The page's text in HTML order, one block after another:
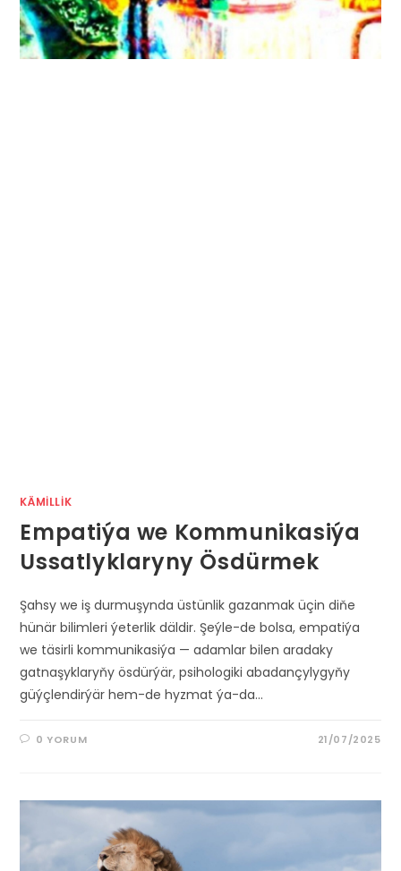
KÄMILLIK
Empatiýa we Kommunikasiýa
Ussatlyklaryny Ösdürmek
Şahsy we iş durmuşynda üstünlik gazanmak üçin diňe
hünär bilimleri ýeterlik däldir. Şeýle-de bolsa, empatiýa
we täsirli kommunikasiýa — adamlar bilen aradaky
gatnaşyklaryňy ösdürýär, psihologiki abadançylygyňy
güýçlendirýär hem-de hyzmat ýa-da…
0 YORUM 21/07/2025